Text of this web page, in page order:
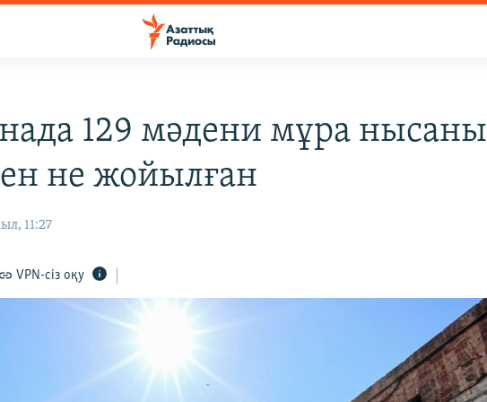
129 мәдени мұра нысаны
не жойылған
11:27
VPN-сіз оқу